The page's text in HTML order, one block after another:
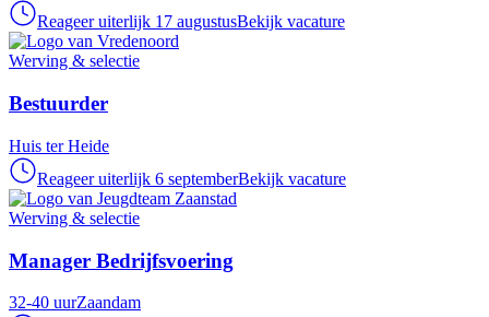
Reageer uiterlijk 17 augustusBekijk vacature
Werving & selectie
Bestuurder
Huis ter Heide
Reageer uiterlijk 6 septemberBekijk vacature
Werving & selectie
Manager Bedrijfsvoering
32-40 uurZaandam